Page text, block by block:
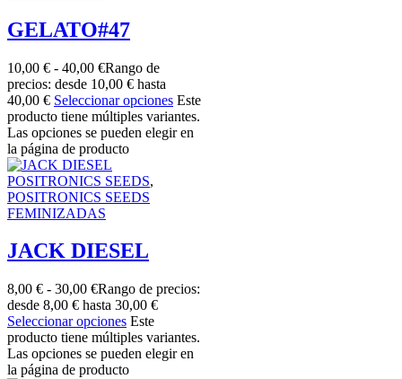
GELATO#47
10,00 € - 40,00 €Rango de
precios: desde 10,00 € hasta
40,00 € Seleccionar opciones Este
producto tiene múltiples variantes.
Las opciones se pueden elegir en
la página de producto
POSITRONICS SEEDS,
POSITRONICS SEEDS
FEMINIZADAS
JACK DIESEL
8,00 € - 30,00 €Rango de precios:
desde 8,00 € hasta 30,00 €
Seleccionar opciones Este
producto tiene múltiples variantes.
Las opciones se pueden elegir en
la página de producto